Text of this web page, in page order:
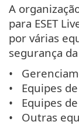
A
para ESET
por várias
segurança
Equipes
Equipes
Outras